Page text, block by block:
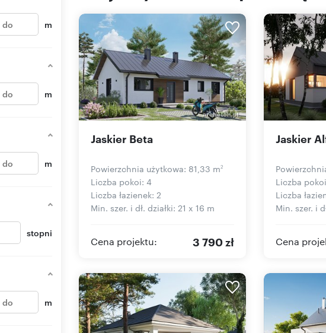
m
m
m
stopni
m
Jaskier Beta
Powierzchnia użytkowa: 81,33 m2
Liczba pokoi: 4
Liczba łazienek: 2
Min. szer. i dł. działki: 21 x 16 m
Cena projektu: 3 790 zł
Jaskier
Liczba
Liczba
Min. szer. i
Cena